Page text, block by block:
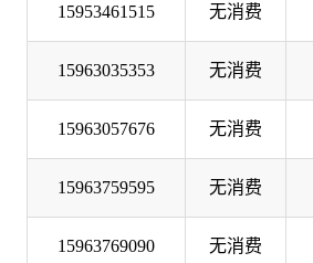
15953461515 无消费
15963035353 无消费
15963057676 无消费
15963759595 无消费
15963769090 无消费